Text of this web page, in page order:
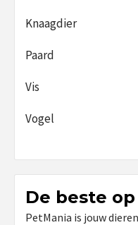
Knaagdier
Paard
Vis
Vogel
De beste
PetMania is jouw